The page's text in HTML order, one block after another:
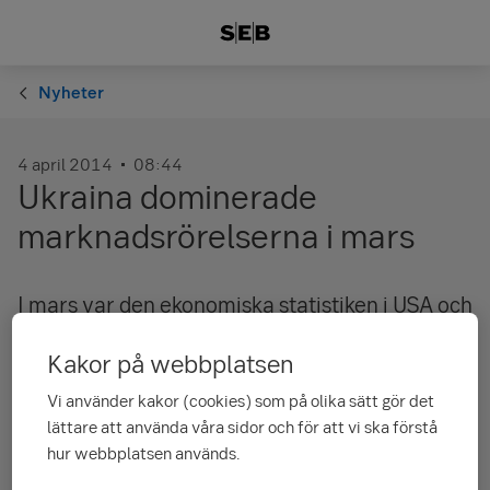
Nyheter
4 april 2014 08:44
Ukraina dominerade
marknadsrörelserna i mars
I mars var den ekonomiska statistiken i USA och
levererade svag statistik.Krisen i Ukraina var
fokus på marknaden i mars.
I mars var den ekonomiska statistiken i USA och Europa något
Kakor på webbplatsen
Vi använder kakor (cookies) som på olika sätt gör det
lättare att använda våra sidor och för att vi ska förstå
hur webbplatsen används.